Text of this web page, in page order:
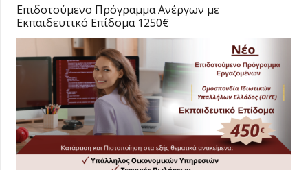
Επιδοτούμενο Πρόγραμμα Ανέργων με
Εκπαιδευτικό Επίδομα 1250€